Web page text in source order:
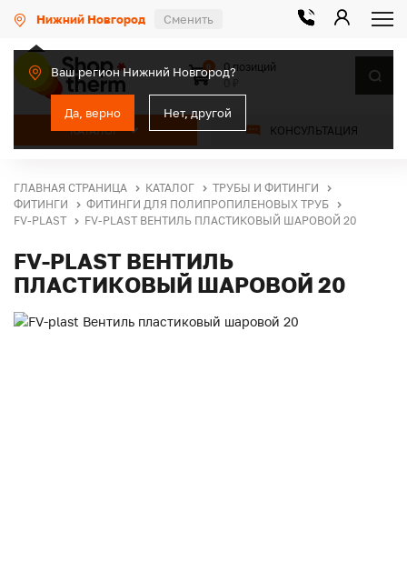
Нижний Новгород Сменить
Ваш регион Нижний Новгород?
Да, верно Нет, другой
КАТАЛОГ КОНСУЛЬТАЦИЯ
0
0 позиций
ГЛАВНАЯ СТРАНИЦА КАТАЛОГ
ТРУБЫ И ФИТИНГИ
ФИТИНГИ
ФИТИНГИ ДЛЯ ПОЛИПРОПИЛЕНОВЫХ ТРУБ
FV-PLAST
FV-PLAST ВЕНТИЛЬ ПЛАСТИКОВЫЙ ШАРОВОЙ 20
FV-PLAST ВЕНТИЛЬ
ПЛАСТИКОВЫЙ ШАРОВОЙ 20